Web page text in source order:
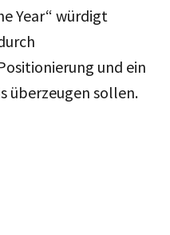
Year“ würdigt
und ein
überzeugen sollen.